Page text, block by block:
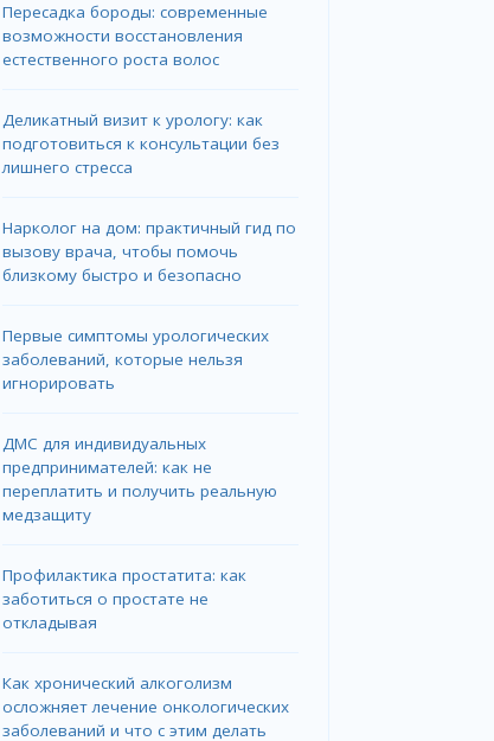
Пересадка бороды: современные
возможности восстановления
естественного роста волос
Деликатный визит к урологу: как
подготовиться к консультации без
лишнего стресса
Нарколог на дом: практичный гид по
вызову врача, чтобы помочь
близкому быстро и безопасно
Первые симптомы урологических
заболеваний, которые нельзя
игнорировать
ДМС для индивидуальных
предпринимателей: как не
переплатить и получить реальную
медзащиту
Профилактика простатита: как
заботиться о простате не
откладывая
Как хронический алкоголизм
осложняет лечение онкологических
заболеваний и что с этим делать